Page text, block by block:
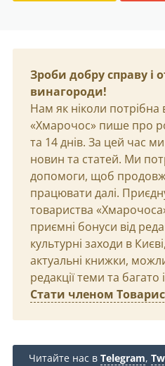
Зроби добру справу і
винагороди!
Нам як ніколи
«Хмарочос» пише про
та 14 днів. За цей час
новин та статей. Ми
допомоги, щоб
працювати далі.
товариства
приємні бонуси від
культурні заходи в
актуальні книжки,
редакції теми та багато
Стати членом
Читайте нас в Telegram,